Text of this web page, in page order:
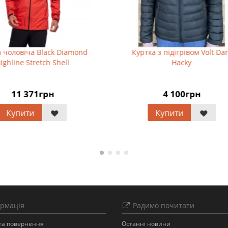
чоловіча Black Diamond
Stretch Shell
11 371грн
Купити
Куртка з підігрівом Volt
Hacky
4 100грн
Купити
повернення
Радимо почитати
Останнi новини